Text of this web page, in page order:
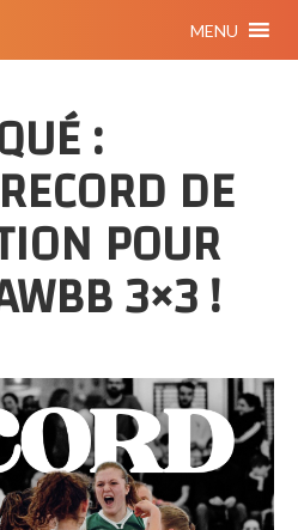
MENU
:
DE
POUR
3×3 !